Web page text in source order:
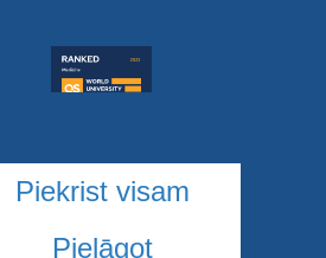
Piekrist visam
Pielāgot